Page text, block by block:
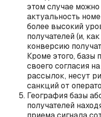
этом случае
актуальность
более высокий
получателей (и,
конверсию
Кроме этого, базы
своего согласия
рассылок, несут
санкций от
География базы
получателей